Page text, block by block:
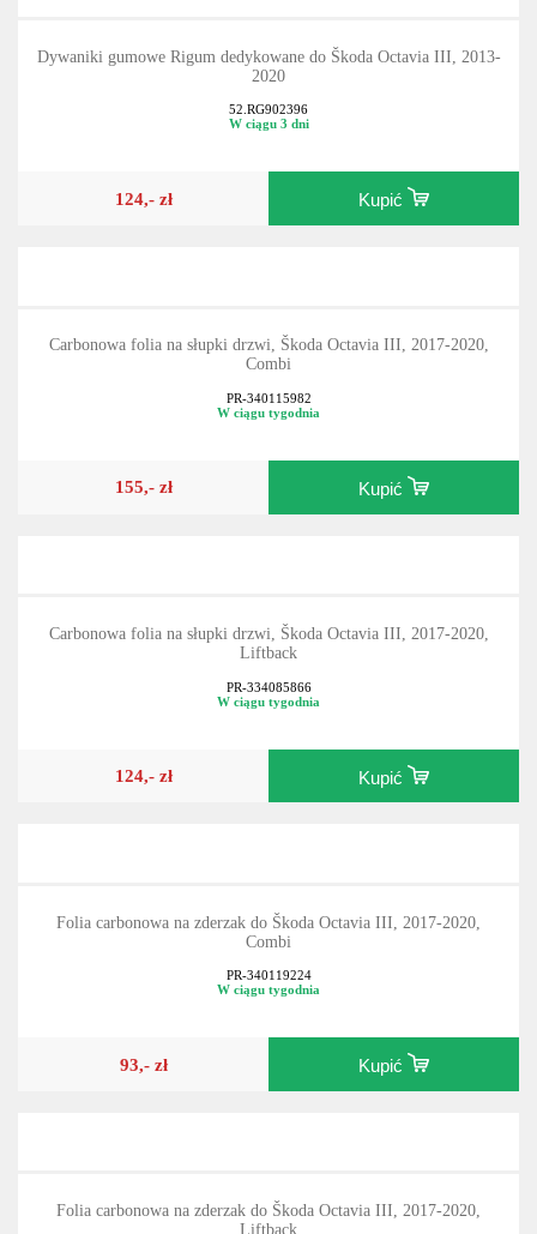
Dywaniki gumowe Rigum dedykowane do Škoda Octavia III, 2013-
2020
52.RG902396
W ciągu 3 dni
124,- zł Kupić
Carbonowa folia na słupki drzwi, Škoda Octavia III, 2017-2020,
Combi
PR-340115982
W ciągu tygodnia
155,- zł Kupić
Carbonowa folia na słupki drzwi, Škoda Octavia III, 2017-2020,
Liftback
PR-334085866
W ciągu tygodnia
124,- zł Kupić
Folia carbonowa na zderzak do Škoda Octavia III, 2017-2020,
Combi
PR-340119224
W ciągu tygodnia
93,- zł Kupić
Folia carbonowa na zderzak do Škoda Octavia III, 2017-2020,
Liftback